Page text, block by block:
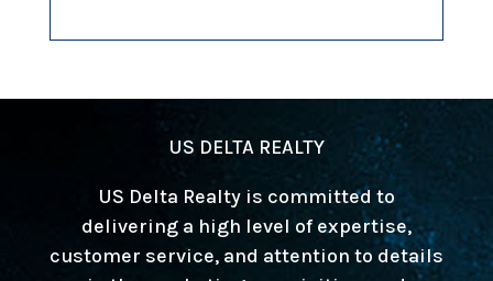
US DELTA REALTY
US Delta Realty is committed to
delivering a high level of expertise,
customer service, and attention to details